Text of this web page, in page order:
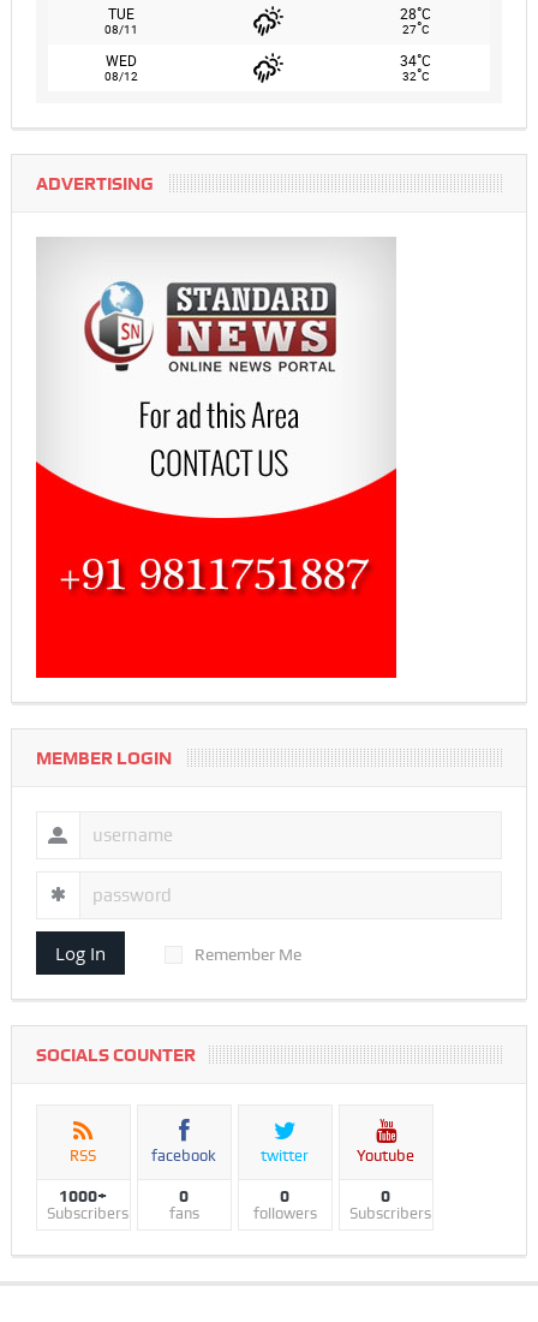
TUE
08/11
28°C
27°C
WED
08/12
34°C
32°C
ADVERTISING
MEMBER LOGIN
Log In Remember Me
SOCIALS COUNTER
RSS
1000+
Subscribers
facebook
0
fans
twitter
0
followers
Youtube
0
Subscribers